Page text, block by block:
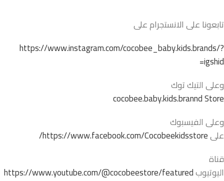
تابعونا على الانستجرام على
https://www.instagram.com/cocobee_baby.kids.brands/?
igshid=
وعلى التيك توك
cocobee.baby.kids.brannd Store
وعلى الفيسبوك
علىhttps://www.facebook.com/Cocobeekidsstore/
قناة
اليوتيوبhttps://www.youtube.com/@cocobeestore/featured